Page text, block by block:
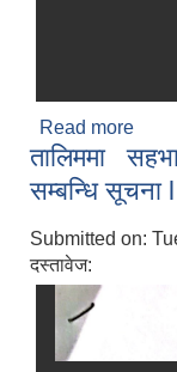
Read more
तालिममा
सम्बन्धि सूचना l
Submitted on:
दस्तावेज: